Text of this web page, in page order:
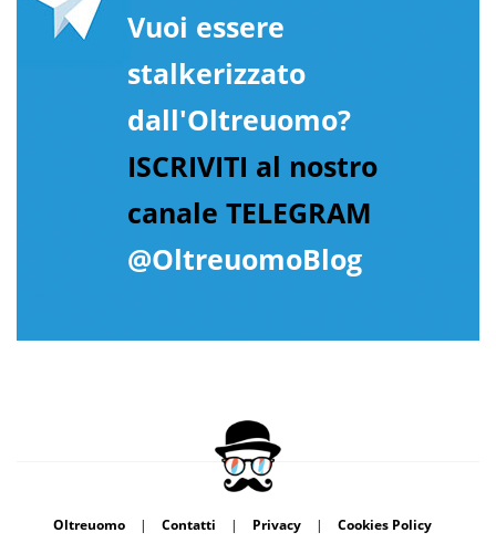
Vuoi essere
stalkerizzato
dall'Oltreuomo?
ISCRIVITI al nostro
canale TELEGRAM
@OltreuomoBlog
Oltreuomo | Contatti | Privacy | Cookies Policy